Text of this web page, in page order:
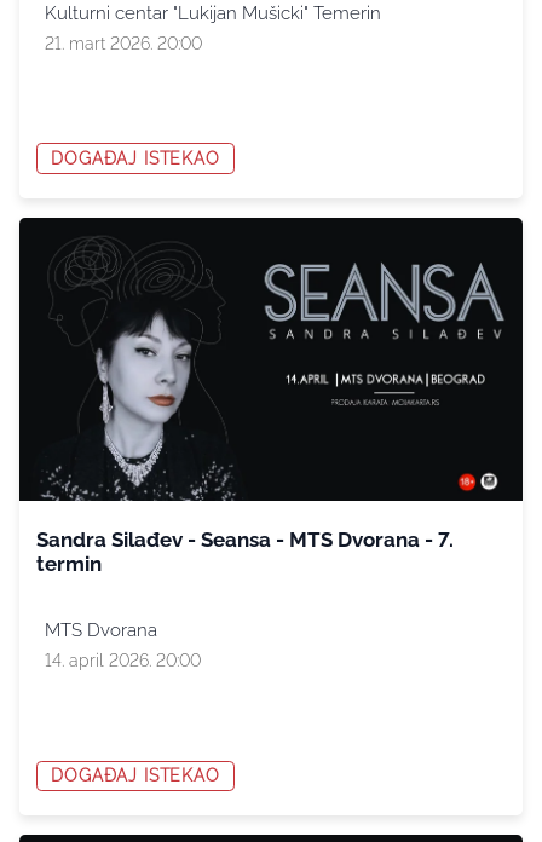
Kulturni centar "Lukijan Mušicki" Temerin
21. mart 2026. 20:00
DOGAĐAJ ISTEKAO
Sandra Silađev - Seansa - MTS Dvorana - 7.
termin
MTS Dvorana
14. april 2026. 20:00
DOGAĐAJ ISTEKAO